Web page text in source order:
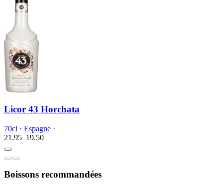
Licor 43 Horchata
70cl · Espagne ·
21.95 19.50
Boissons recommandées